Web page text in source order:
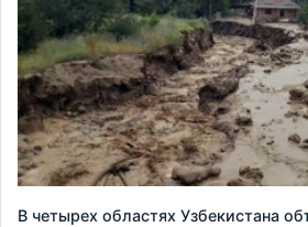
В четырех областях Узбекистана